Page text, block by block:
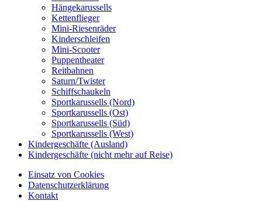
Hängekarussells
Kettenflieger
Mini-Riesenräder
Kinderschleifen
Mini-Scooter
Puppentheater
Reitbahnen
Saturn/Twister
Schiffschaukeln
Sportkarussells (Nord)
Sportkarussells (Ost)
Sportkarussells (Süd)
Sportkarussells (West)
Kindergeschäfte (Ausland)
Kindergeschäfte (nicht mehr auf Reise)
Einsatz von Cookies
Datenschutzerklärung
Kontakt